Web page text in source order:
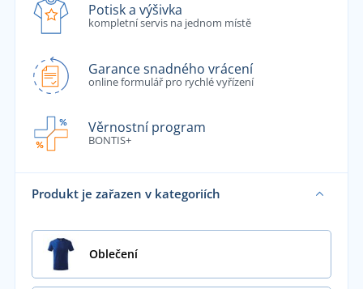
Potisk a výšivka
kompletní servis na jednom místě
Garance snadného vrácení
online formulář pro rychlé vyřízení
Věrnostní program
BONTIS+
Produkt je zařazen v kategoriích
Oblečení